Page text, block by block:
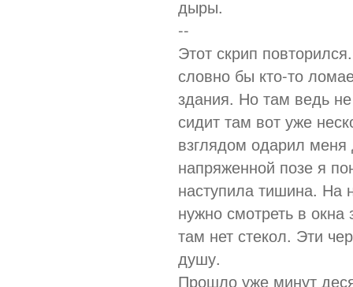
дыры.
--
Этот скрип
словно бы кто-то
здания. Но там ведь
сидит там вот уже
взглядом одарил
напряженной позе я
наступила тишина. На
нужно смотреть в
там нет стекол. Эти
душу.
Прошло уже минут